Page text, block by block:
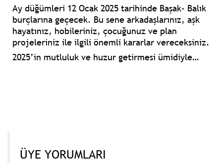
Ay düğümleri 12 Ocak 2025 tarihinde Başak- Balık
burçlarına geçecek. Bu sene arkadaşlarınız, aşk
hayatınız, hobileriniz, çocuğunuz ve plan
projeleriniz ile ilgili önemli kararlar vereceksiniz.
2025’in mutluluk ve huzur getirmesi ümidiyle…
ÜYE YORUMLARI